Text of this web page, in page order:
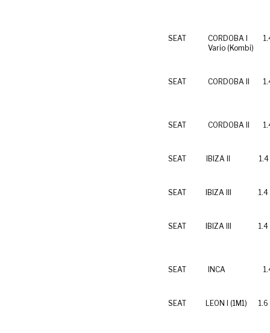
SEAT
CORDOBA I
Vario (Kombi)
SEAT CORDOBA II
SEAT CORDOBA II
SEAT IBIZA II
SEAT IBIZA III 1.4
SEAT IBIZA III 1.4
SEAT INCA
SEAT LEON I (1M1) 1.6